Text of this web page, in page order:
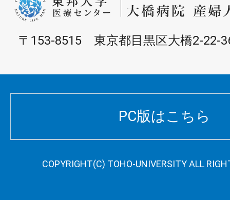
〒153-8515 東京都目黒区大橋2-22-
PC版はこちら
COPYRIGHT(C) TOHO-UNIVERSITY ALL